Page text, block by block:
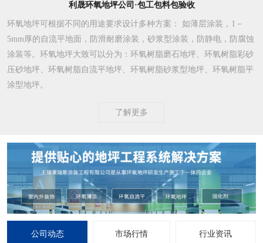
利晟环氧地坪公司·包工包料包验收
环氧地坪可根据不同的用途要求设计多种方案 ： 如薄层涂装，1－
5mm厚的自流平地面，防滑耐磨涂装，砂浆型涂装，防静电，防腐蚀
涂装等。环氧地坪大致可以分为：环氧树脂磨石地坪、环氧树脂彩砂
压砂地坪、环氧树脂自流平地坪、环氧树脂砂浆型地坪、环氧树脂平
涂型地坪。
了解更多
公司动态 市场行情 行业资讯